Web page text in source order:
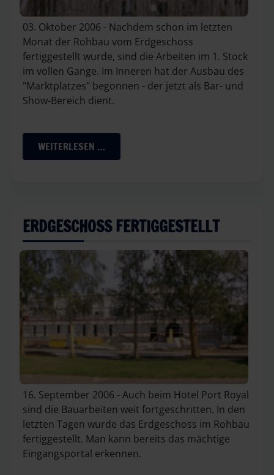
03. Oktober 2006 - Nachdem schon im letzten
Monat der Rohbau vom Erdgeschoss
fertiggestellt wurde, sind die Arbeiten im 1. Stock
im vollen Gange. Im Inneren hat der Ausbau des
"Marktplatzes" begonnen - der jetzt als Bar- und
Show-Bereich dient.
WEITERLESEN …
ERDGESCHOSS FERTIGGESTELLT
16. September 2006 - Auch beim Hotel Port Royal
sind die Bauarbeiten weit fortgeschritten. In den
letzten Tagen wurde das Erdgeschoss im Rohbau
fertiggestellt. Man kann bereits das mächtige
Eingangsportal erkennen.